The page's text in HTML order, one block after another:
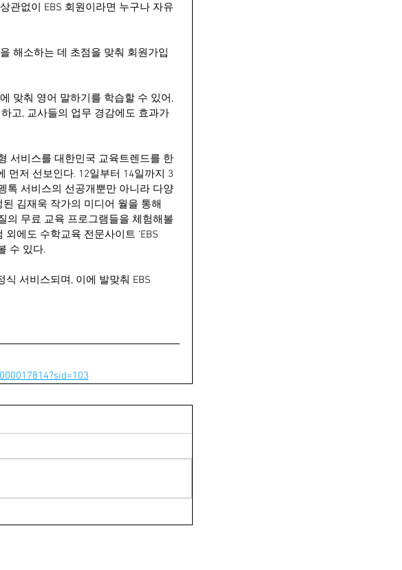
관없이 EBS 회원이라면 누구나 자유
해소하는 데 초점을 맞춰 회원가입
맞춰 영어 말하기를 학습할 수 있어,
고, 교사들의 업무 경감에도 효과가
서비스를 대한민국 교육트렌드를 한
먼저 선보인다. 12일부터 14일까지 3
톡 서비스의 선공개뿐만 아니라 다양
된 김재욱 작가의 미디어 월을 통해
의 무료 교육 프로그램들을 체험해볼
외에도 수학교육 전문사이트 ‘EBS
수 있다.
서비스되며, 이에 발맞춰 EBS